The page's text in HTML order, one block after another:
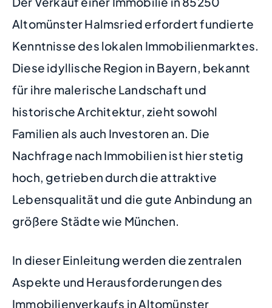
Altomünster Halmsried erfordert fundierte
Kenntnisse des lokalen Immobilienmarktes.
Diese idyllische Region in Bayern, bekannt
für ihre malerische Landschaft und
historische Architektur, zieht sowohl
Familien als auch Investoren an. Die
Nachfrage nach Immobilien ist hier stetig
hoch, getrieben durch die attraktive
Lebensqualität und die gute Anbindung an
größere Städte wie München.
In dieser Einleitung werden die zentralen
Aspekte und Herausforderungen des
Immobilienverkaufs in Altomünster